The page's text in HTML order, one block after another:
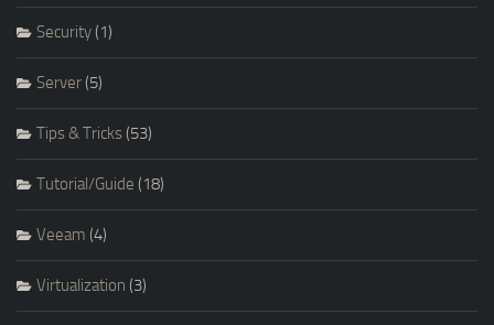
Security(1)
Server(5)
Tips & Tricks(53)
Tutorial/Guide (18)
Veeam (4)
Virtualization (3)